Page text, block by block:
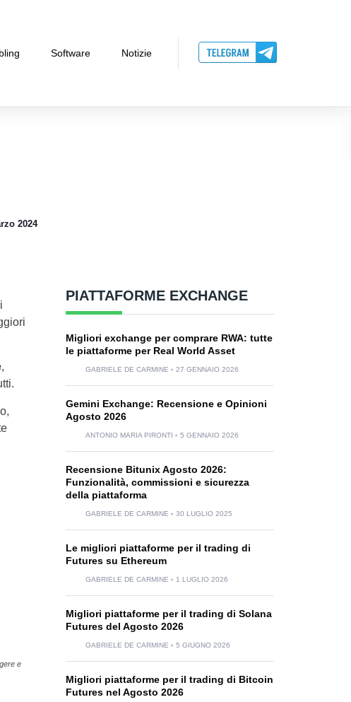
Software Notizie
2024
,
e
PIATTAFORME EXCHANGE
Migliori exchange per comprare RWA: tutte
le piattaforme per Real World Asset
GABRIELE DE CARMINE 27 GENNAIO 2026
Gemini Exchange: Recensione e Opinioni
Agosto 2026
ANTONIO MARIA PIRONTI 5 GENNAIO 2026
Recensione Bitunix Agosto 2026:
Funzionalità, commissioni e sicurezza
della piattaforma
GABRIELE DE CARMINE 30 LUGLIO 2025
Le migliori piattaforme per il trading di
Futures su Ethereum
GABRIELE DE CARMINE 1 LUGLIO 2026
Migliori piattaforme per il trading di Solana
Futures del Agosto 2026
GABRIELE DE CARMINE 5 GIUGNO 2026
Migliori piattaforme per il trading di Bitcoin
Futures nel Agosto 2026